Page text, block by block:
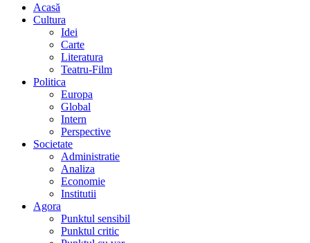
Acasă
Cultura
Idei
Carte
Literatura
Teatru-Film
Politica
Europa
Global
Intern
Perspective
Societate
Administratie
Analiza
Economie
Institutii
Agora
Punktul sensibil
Punktul critic